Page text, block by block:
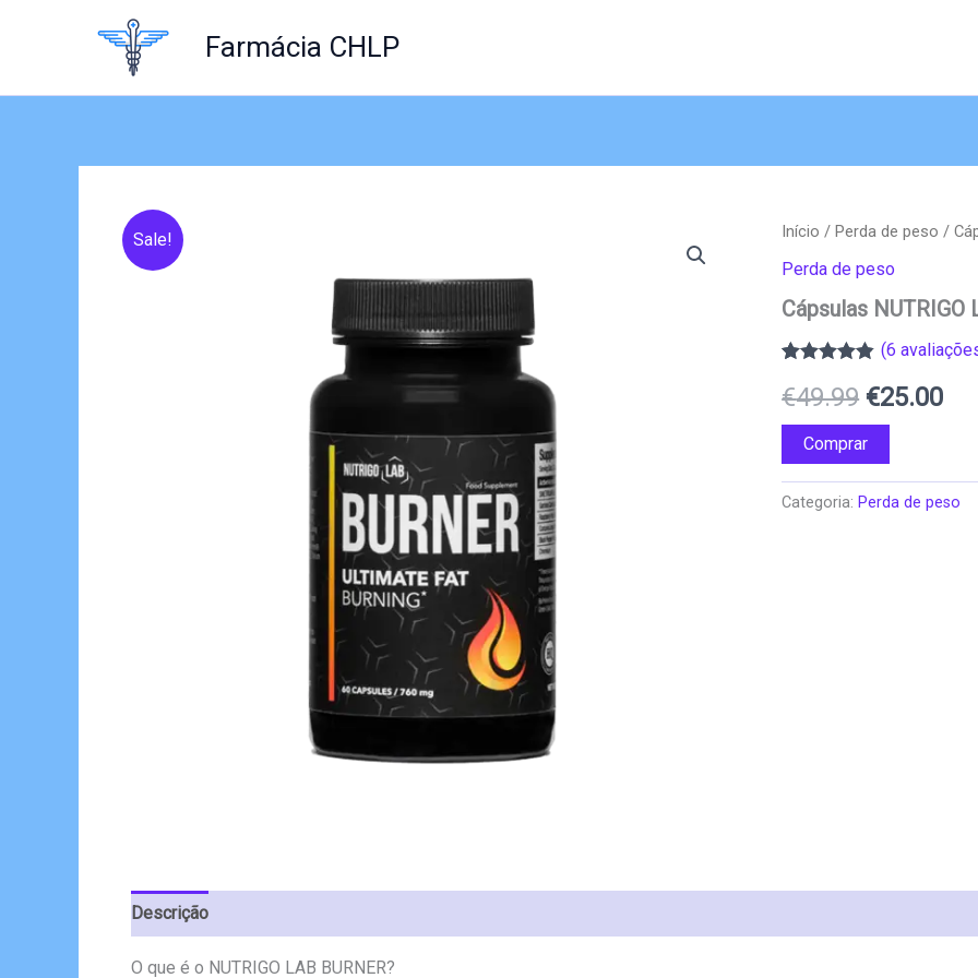
Farmácia CHLP
Sale! Início /Perda de peso /
Perda de peso
Cápsulas NUTRIGO
com4.80em
5 com base
em
classificações
de clientes
(6
€49.99 O
preço
original
€25.00O
Comprar
Categoria: Perda de peso
Descrição
O que é o NUTRIGO LAB BURNER?